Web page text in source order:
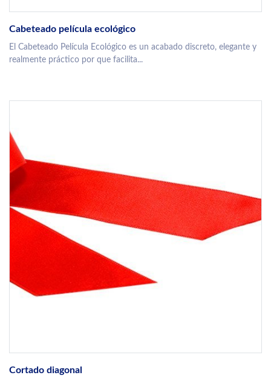
Cabeteado película ecológico
El Cabeteado Película Ecológico es un acabado discreto, elegante y
realmente práctico por que facilita...
Cortado diagonal